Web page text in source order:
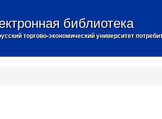
библиотека
торгово-экономический университет